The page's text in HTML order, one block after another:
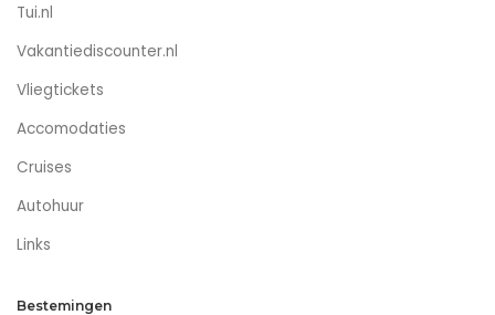
Tui.nl
Vakantiediscounter.nl
Vliegtickets
Accomodaties
Cruises
Autohuur
Links
Bestemingen